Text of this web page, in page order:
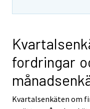
fordringar
Kvartalsenkäten om